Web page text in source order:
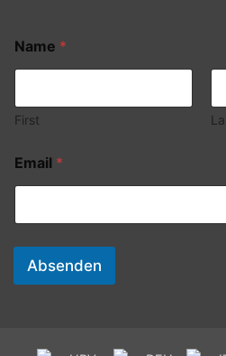
Name *
First
Email *
Absenden